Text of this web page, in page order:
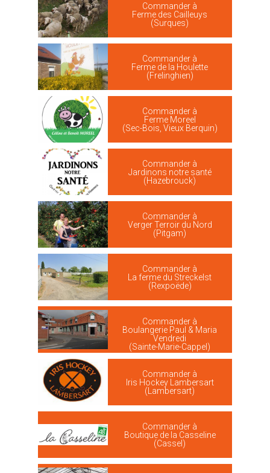
Commander à
Ferme des Cailleuys
(Surques)
Commander à
Ferme de la Houlette
(Frelinghien)
Commander à
Ferme Moreel
(Sec-Bois, Vieux Berquin)
Commander à
Jardinons notre santé
(Hazebrouck)
Commander à
Verger Terroir du Nord
(Pitgam)
Commander à
La ferme du Streckelst
(Rexpoëde)
Commander à
Boulangerie Paul & Maria
Vendredi
(Sainte-Marie-Cappel)
Commander à
Iris Hockey Lambersart
(Lambersart)
Commander à
Boutique de la Casseline
(Cassel)